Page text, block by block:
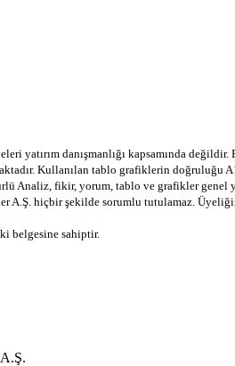
yatırım danışmanlığı kapsamında
Kullanılan tablo grafiklerin doğruluğu
Analiz, fikir, yorum, tablo ve grafikler
A.Ş. hiçbir şekilde sorumlu tutulamaz.
belgesine sahiptir.